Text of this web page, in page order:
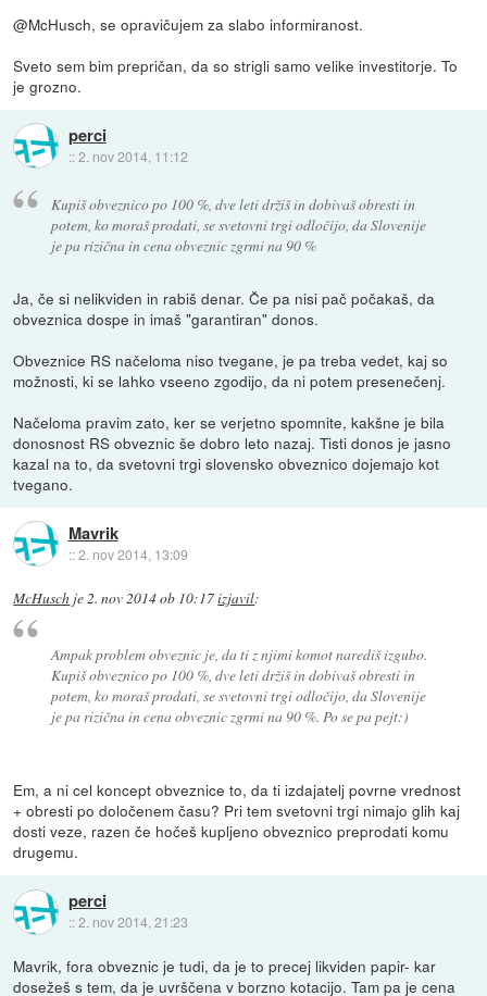
@McHusch, se opravičujem za slabo informiranost.
Sveto sem bim prepričan, da so strigli samo velike investitorje. To
je grozno.
perci
::2. nov 2014, 11:12
Kupiš obveznico po 100 %, dve leti držiš in dobivaš obresti in
potem, ko moraš prodati, se svetovni trgi odločijo, da Slovenije
je pa rizična in cena obveznic zgrmi na 90 %
Ja, če si nelikviden in rabiš denar. Če pa nisi pač počakaš, da
obveznica dospe in imaš "garantiran" donos.
Obveznice RS načeloma niso tvegane, je pa treba vedet, kaj so
možnosti, ki se lahko vseeno zgodijo, da ni potem presenečenj.
Načeloma pravim zato, ker se verjetno spomnite, kakšne je bila
donosnost RS obveznic še dobro leto nazaj. Tisti donos je jasno
kazal na to, da svetovni trgi slovensko obveznico dojemajo kot
tvegano.
Mavrik
::2. nov 2014, 13:09
McHusch je 2. nov 2014 ob 10:17izjavil:
Ampak problem obveznic je, da ti z njimi komot narediš izgubo.
Kupiš obveznico po 100 %, dve leti držiš in dobivaš obresti in
potem, ko moraš prodati, se svetovni trgi odločijo, da Slovenije
je pa rizična in cena obveznic zgrmi na 90 %. Po se pa pejt:)
Em, a ni cel koncept obveznice to, da ti izdajatelj povrne vrednost
+ obresti po določenem času? Pri tem svetovni trgi nimajo glih kaj
dosti veze, razen če hočeš kupljeno obveznico preprodati komu
drugemu.
perci
::2. nov 2014, 21:23
Mavrik, fora obveznic je tudi, da je to precej likviden papir- kar
dosežeš s tem, da je uvrščena v borzno kotacijo. Tam pa je cena